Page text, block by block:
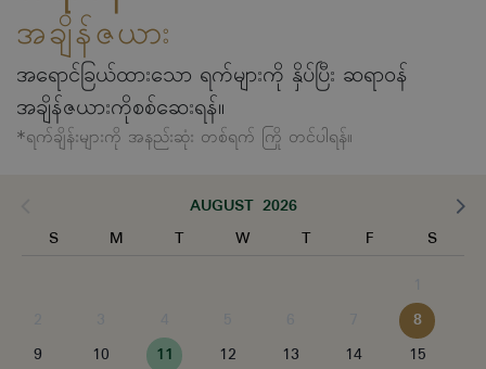
အချိန်ဇယား
အရောင်ခြယ်ထားသော ရက်များကို နှိပ်ပြီး ဆရာဝန်
အချိန်ဇယားကိုစစ်ဆေးရန်။
*ရက်ချိန်းများကို အနည်းဆုံး တစ်ရက် ကြို တင်ပါရန်။
AUGUST 2026
S
M T W T F
S
8
9
10 11 12 13 14
15